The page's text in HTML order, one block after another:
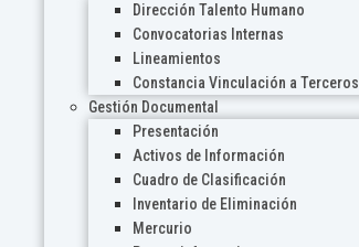
Dirección Talento Humano
Convocatorias Internas
Lineamientos
Constancia Vinculación a Terceros
Gestión Documental
Presentación
Activos de Información
Cuadro de Clasificación
Inventario de Eliminación
Mercurio